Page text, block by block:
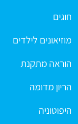
חוגים
מוזיאונים לילדים
הוראה מתקנת
הריון מדומה
היפוטוניה